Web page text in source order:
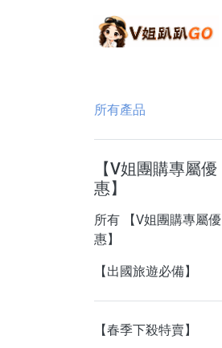
所有產品
【V姐團購專屬優
惠】
所有 【V姐團購專屬優
惠】
【出國旅遊必備】
【春季下殺特賣】